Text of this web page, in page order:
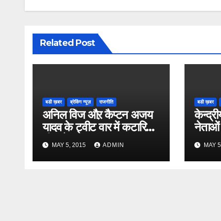
Related Post
बडी ख़बर ब्रेकिंग न्यूज़ राजनीति
अनिल विज औऱ कैप्टन अजय
यादव के ट्वीट वार में कटारिया
भी कूदे
MAY 5, 2015 ADMIN
बडी ख़बर
नेताओं
MAY